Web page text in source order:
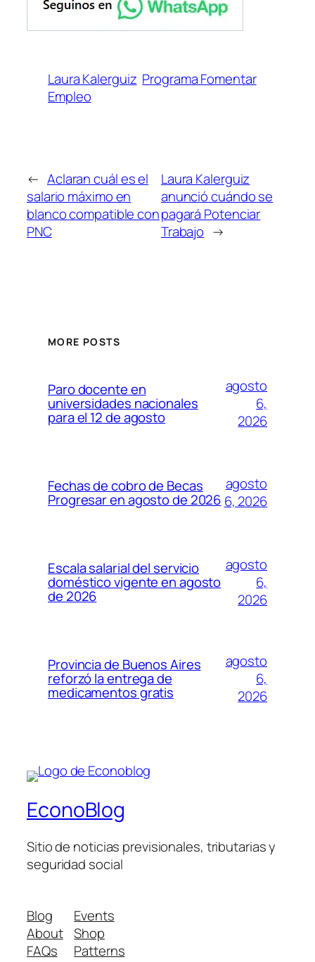
Laura Kalerguiz Programa Fomentar
Empleo
← Aclaran cuál es el
salario máximo en
blanco compatible con
PNC
Laura Kalerguiz
anunció cuándo se
pagará Potenciar
Trabajo →
MORE POSTS
Paro docente en
universidades nacionales
para el 12 de agosto
agosto
6,
2026
Fechas de cobro de Becas
Progresar en agosto de 2026
agosto
6, 2026
Escala salarial del servicio
doméstico vigente en agosto
de 2026
agosto
6,
2026
Provincia de Buenos Aires
reforzó la entrega de
medicamentos gratis
agosto
6,
2026
EconoBlog
Sitio de noticias previsionales, tributarias y
seguridad social
Blog
About
FAQs
Events
Shop
Patterns